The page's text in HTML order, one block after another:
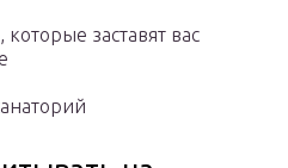
заставят вас